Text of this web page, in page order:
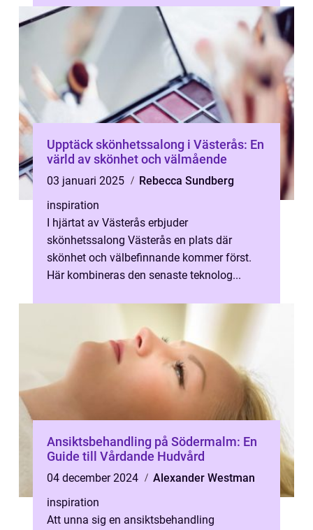
Upptäck skönhetssalong i Västerås: En
värld av skönhet och välmående
03 januari 2025
Rebecca Sundberg
inspiration
I hjärtat av Västerås erbjuder
skönhetssalong Västerås en plats där
skönhet och välbefinnande kommer först.
Här kombineras den senaste teknolog...
Ansiktsbehandling på Södermalm: En
Guide till Vårdande Hudvård
04 december 2024
Alexander Westman
inspiration
Att unna sig en ansiktsbehandling